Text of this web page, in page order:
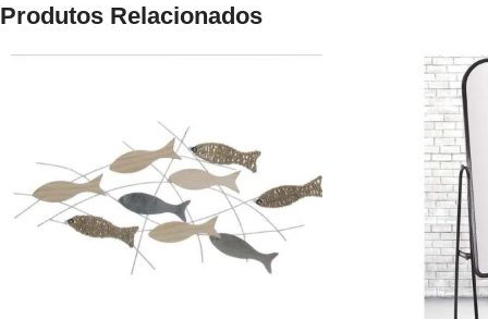
Produtos Relacionados